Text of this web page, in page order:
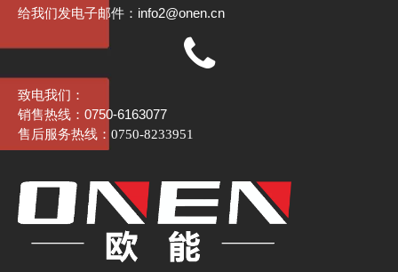
给我们发电子邮件： info2@onen.cn
致电我们：
销售热线：0750-6163077
售后服务热线：0750-8233951